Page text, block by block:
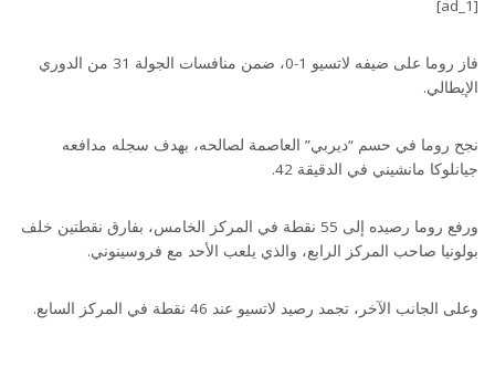
[ad_1]
فاز روما على ضيفه لاتسيو 1-0، ضمن منافسات الجولة 31 من الدوري
الإيطالي.
نجح روما في حسم “ديربي” العاصمة لصالحه، بهدف سجله مدافعه
جيانلوكا مانشيني في الدقيقة 42.
ورفع روما رصيده إلى 55 نقطة في المركز الخامس، بفارق نقطتين خلف
بولونيا صاحب المركز الرابع، والذي يلعب الأحد مع فروسينوني.
وعلى الجانب الآخر، تجمد رصيد لاتسيو عند 46 نقطة في المركز السابع.